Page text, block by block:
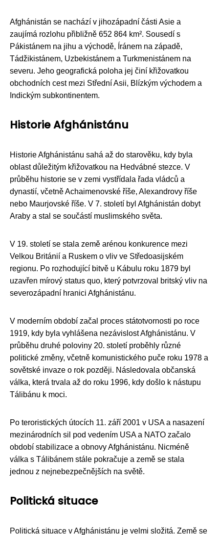
Afghánistán se nachází v jihozápadní části Asie a
zaujímá rozlohu přibližně 652 864 km². Sousedí s
Pákistánem na jihu a východě, Íránem na západě,
Tádžikistánem, Uzbekistánem a Turkmenistánem na
severu. Jeho geografická poloha jej činí křižovatkou
obchodních cest mezi Střední Asii, Blízkým východem a
Indickým subkontinentem.
Historie Afghánistánu
Historie Afghánistánu sahá až do starověku, kdy byla
oblast důležitým křižovatkou na Hedvábné stezce. V
průběhu historie se v zemi vystřídala řada vládců a
dynastií, včetně Achaimenovské říše, Alexandrovy říše
nebo Maurjovské říše. V 7. století byl Afghánistán dobyt
Araby a stal se součástí muslimského světa.
V 19. století se stala země arénou konkurence mezi
Velkou Británií a Ruskem o vliv ve Středoasijském
regionu. Po rozhodující bitvě u Kábulu roku 1879 byl
uzavřen mírový status quo, který potvrzoval britský vliv na
severozápadní hranici Afghánistánu.
V moderním období začal proces státotvornosti po roce
1919, kdy byla vyhlášena nezávislost Afghánistánu. V
průběhu druhé poloviny 20. století proběhly různé
politické změny, včetně komunistického puče roku 1978 a
sovětské invaze o rok později. Následovala občanská
válka, která trvala až do roku 1996, kdy došlo k nástupu
Tálibánu k moci.
Po teroristických útocích 11. září 2001 v USA a nasazení
mezinárodních sil pod vedením USA a NATO začalo
období stabilizace a obnovy Afghánistánu. Nicméně
válka s Tálibánem stále pokračuje a země se stala
jednou z nejnebezpečnějších na světě.
Politická situace
Politická situace v Afghánistánu je velmi složitá. Země se